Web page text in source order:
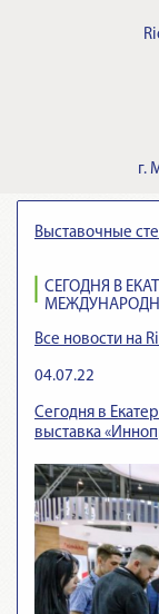
г.
Выставочные
СЕГОДНЯ В
Все новости на
04.07.22
Сегодня в
выставка